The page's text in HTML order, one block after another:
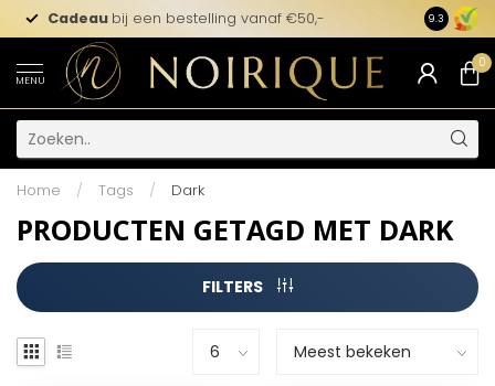
Cadeau bij een bestelling vanaf €50,- 9.3
MENU
0
Home / Tags / Dark
PRODUCTEN GETAGD MET DARK
FILTERS